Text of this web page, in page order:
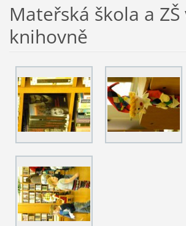
Mateřská škola a ZŠ
knihovně